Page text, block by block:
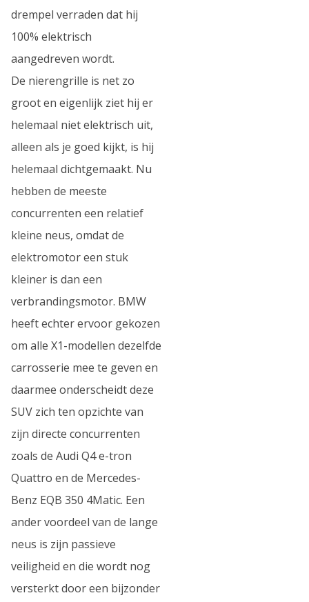
drempel verraden dat hij
100% elektrisch
aangedreven wordt.
De nierengrille is net zo
groot en eigenlijk ziet hij er
helemaal niet elektrisch uit,
alleen als je goed kijkt, is hij
helemaal dichtgemaakt. Nu
hebben de meeste
concurrenten een relatief
kleine neus, omdat de
elektromotor een stuk
kleiner is dan een
verbrandingsmotor. BMW
heeft echter ervoor gekozen
om alle X1-modellen dezelfde
carrosserie mee te geven en
daarmee onderscheidt deze
SUV zich ten opzichte van
zijn directe concurrenten
zoals de Audi Q4 e-tron
Quattro en de Mercedes-
Benz EQB 350 4Matic. Een
ander voordeel van de lange
neus is zijn passieve
veiligheid en die wordt nog
versterkt door een bijzonder